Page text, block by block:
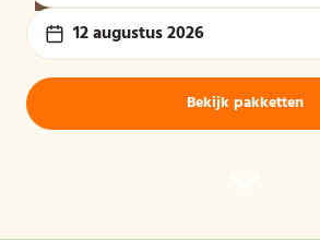
12 augustus 2026
Bekijk pakketten